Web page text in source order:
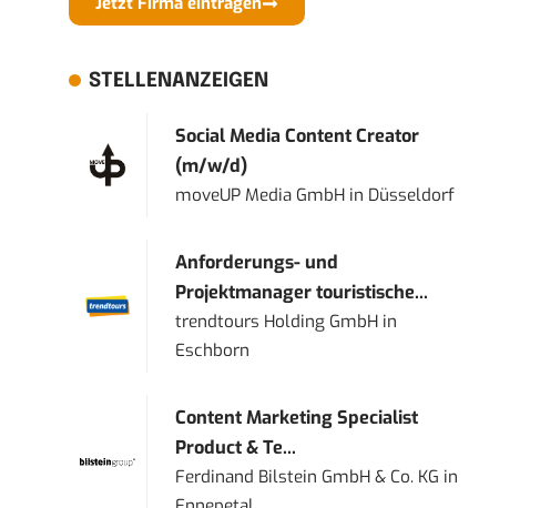
STELLENANZEIGEN
Social Media Content Creator
(m/w/d)
moveUP Media GmbH in Düsseldorf
Anforderungs- und
Projektmanager touristische...
trendtours Holding GmbH in
Eschborn
Content Marketing Specialist
Product & Te...
Ferdinand Bilstein GmbH & Co. KG in